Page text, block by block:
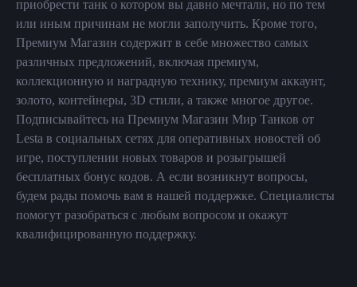
приобрести танк о котором вы давно мечтали, но по тем
или иным причинам не могли заполучить. Кроме того,
Премиум Магазин содержит в себе множество самых
различных предложений, включая премиум,
коллекционную и наградную технику, премиум аккаунт,
золото, контейнеры, 3D стили, а также многое другое.
Подписывайтесь на Премиум Магазин Мир Танков от
Lesta в социальных сетях для оперативных новостей об
игре, поступлении новых товаров и розыгрышей
бесплатных бонус кодов. А если возникнут вопросы,
будем рады помочь вам в нашей поддержке. Специалисты
помогут разобраться с любым вопросом и окажут
квалифицированную поддержку.